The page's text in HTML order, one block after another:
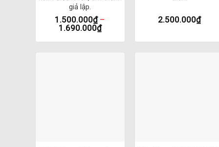
Trọng Lượng xe: Khoảng 1110g
ESC: 40A điều khiển tích hợp ESC
Động cơ 380 mạnh mẽ
giả lập.
1.500.000₫–
1.690.000₫
2.500.000₫